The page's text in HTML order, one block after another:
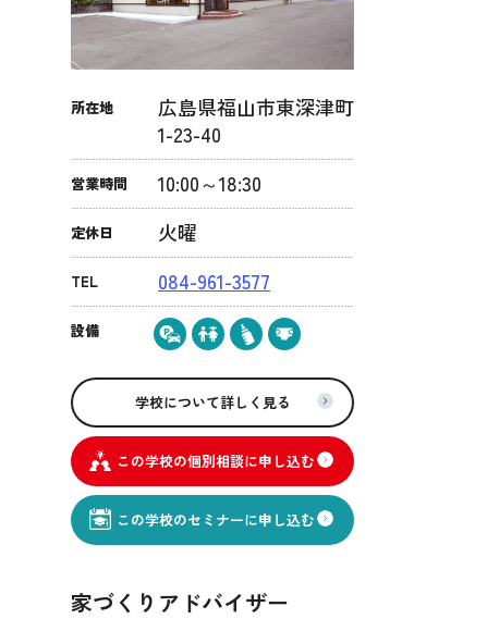
所在地
広島県福山市東深津町
1-23-40
営業時間 10:00～18:30
定休日 火曜
TEL 084-961-3577
設備
学校について詳しく見る
この学校の個別相談に申し込む
この学校のセミナーに申し込む
家づくりアドバイザー